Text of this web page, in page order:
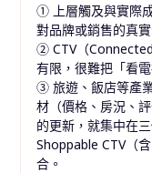
① 上層觸及與實際
對品牌或銷售的真實
② CTV（
有限，很難把「看
③ 旅遊、飯店等產
材（價格、房況、
的更新，就集中在
Shoppable CTV（
合。